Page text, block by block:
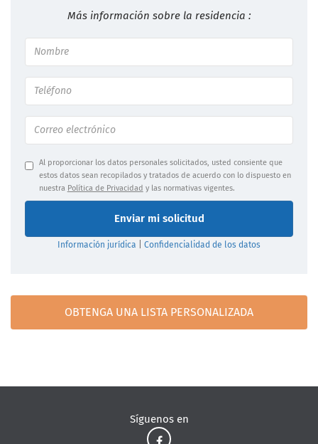
Más información sobre la residencia :
Al proporcionar los datos personales solicitados, usted consiente que
estos datos sean recopilados y tratados de acuerdo con lo dispuesto en
nuestra Política de Privacidad y las normativas vigentes.
Enviar mi solicitud
Información jurídica Confidencialidad de los datos
OBTENGA UNA LISTA PERSONALIZADA
Síguenos en